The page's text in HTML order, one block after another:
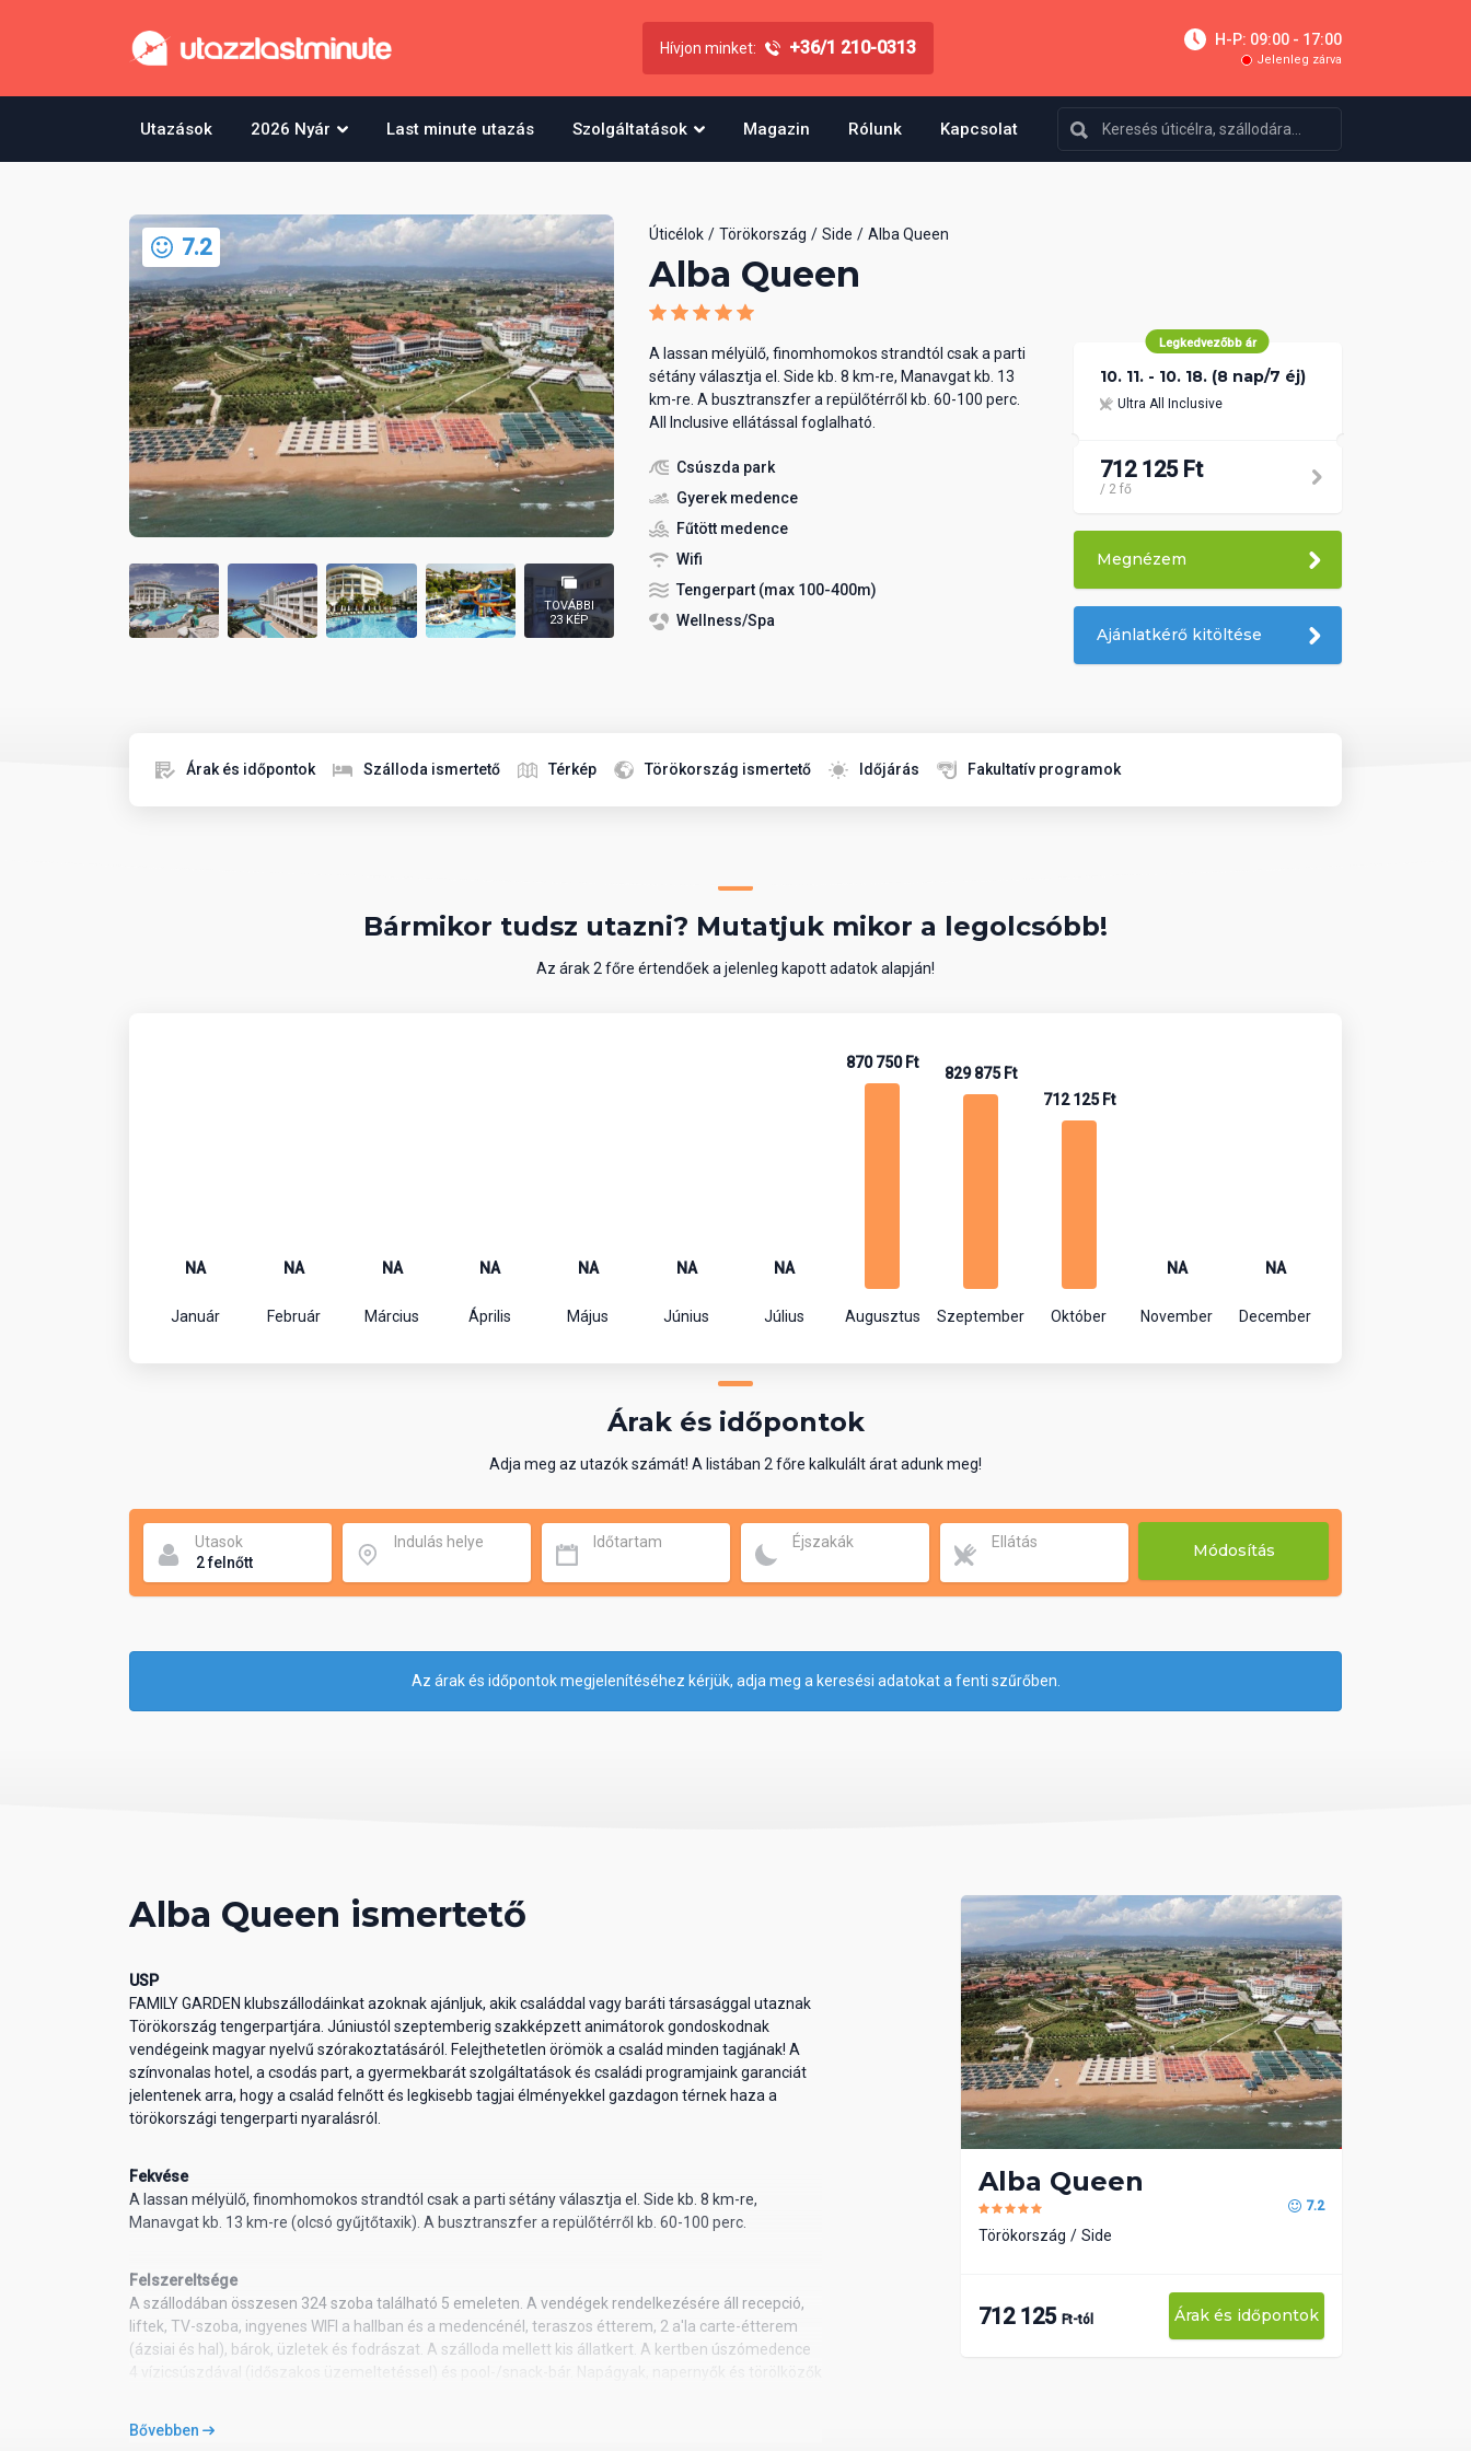
Hívjon minket: +36/1 210-0313 H-P: 09:00 - 17:00
Jelenleg zárva
Utazások 2026 Nyár Last minute utazás Szolgáltatások Magazin Rólunk Kapcsolat
7.2
TOVÁBBI
23 KÉP
Úticélok Törökország Side Alba Queen
Alba Queen
A lassan mélyülő, finomhomokos strandtól csak a parti
sétány választja el. Side kb. 8 km-re, Manavgat kb. 13
km-re. A busztranszfer a repülőtérről kb. 60-100 perc.
All Inclusive ellátással foglalható.
Csúszda park
Gyerek medence
Fűtött medence
Wifi
Tengerpart (max 100-400m)
Wellness/Spa
Legkedvezőbb ár
10. 11. - 10. 18. (8 nap/7 éj)
Ultra All Inclusive
712 125 Ft
/ 2 fő
Megnézem
Ajánlatkérő kitöltése
Árak és időpontok Szálloda ismertető Térkép Törökország ismertető Időjárás Fakultatív programok
Bármikor tudsz utazni? Mutatjuk mikor a legolcsóbb!
Az árak 2 főre értendőek a jelenleg kapott adatok alapján!
NA
Január
NA
Február
NA
Március
NA
Április
NA
Május
NA
Június
NA
Július
870 750 Ft
Augusztus
829 875 Ft
Szeptember
712 125 Ft
Október
NA
November
NA
December
Árak és időpontok
Adja meg az utazók számát! A listában 2 főre kalkulált árat adunk meg!
Utasok Indulás helye Időtartam Éjszakák Ellátás Módosítás
Az árak és időpontok megjelenítéséhez kérjük, adja meg a keresési adatokat a fenti szűrőben.
Alba Queen ismertető
USP
FAMILY GARDEN klubszállodáinkat azoknak ajánljuk, akik családdal vagy baráti társasággal utaznak
Törökország tengerpartjára. Júniustól szeptemberig szakképzett animátorok gondoskodnak
vendégeink magyar nyelvű szórakoztatásáról. Felejthetetlen örömök a család minden tagjának! A
színvonalas hotel, a csodás part, a gyermekbarát szolgáltatások és családi programjaink garanciát
jelentenek arra, hogy a család felnőtt és legkisebb tagjai élményekkel gazdagon térnek haza a
törökországi tengerparti nyaralásról.
Fekvése
A lassan mélyülő, finomhomokos strandtól csak a parti sétány választja el. Side kb. 8 km-re,
Manavgat kb. 13 km-re (olcsó gyűjtőtaxik). A busztranszfer a repülőtérről kb. 60-100 perc.
Felszereltsége
A szállodában összesen 324 szoba található 5 emeleten. A vendégek rendelkezésére áll recepció,
liftek, TV-szoba, ingyenes WIFI a hallban és a medencénél, teraszos étterem, 2 a'la carte-étterem
(ázsiai és hal), bárok, üzletek és fodrászat. A szálloda mellett kis állatkert. A kertben úszómedence
Bővebben
Alba Queen
7.2
Törökország Side
712 125 Ft-tól Árak és időpontok